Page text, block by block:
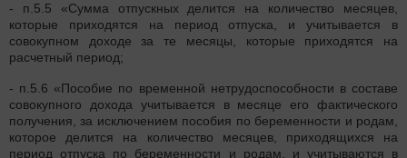
- п.5.5 «Сумма отпускных делится на количество месяцев,
которые приходятся на период отпуска, и учитывается в
совокупном доходе за те месяцы, которые приходятся на
расчетный период;
- п.5.6 «Пособие по временной нетрудоспособности в составе
совокупного дохода учитывается в месяце его фактического
получения, за исключением пособия по беременности и родам,
которое делится на количество месяцев, приходящихся на
период отпуска по беременности и родам, и учитываются в